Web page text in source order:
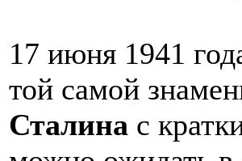
17 июня 1941
той самой
Сталина с